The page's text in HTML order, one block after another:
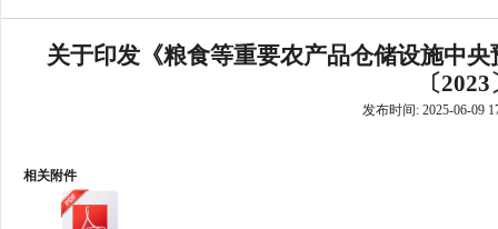
学会领导 学会动态
会员动态
经济运行与
产业发展
关于印发《粮食等重要农产品仓储设施中
〔
发布时间: 2025-06-09
相关附件